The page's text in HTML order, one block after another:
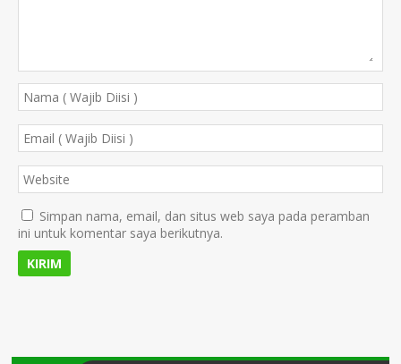
Simpan nama, email, dan situs web saya pada peramban
ini untuk komentar saya berikutnya.